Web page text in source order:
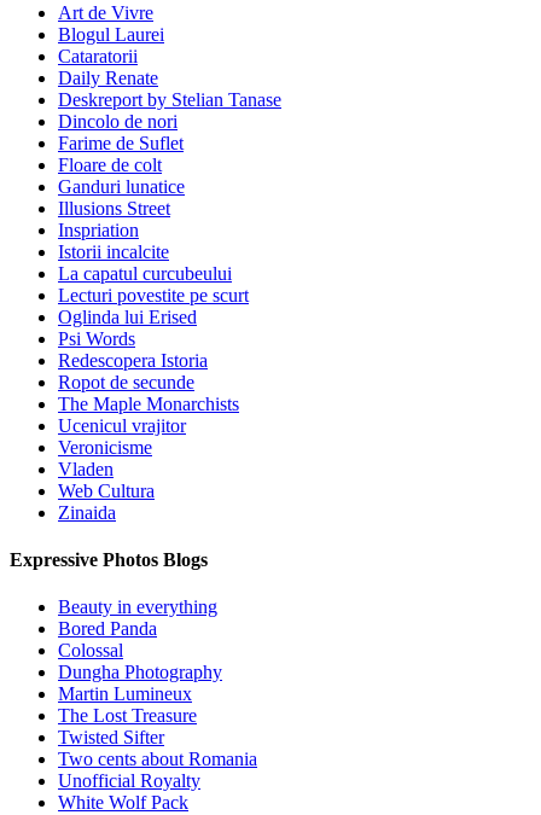
Art de Vivre
Blogul Laurei
Cataratorii
Daily Renate
Deskreport by Stelian Tanase
Dincolo de nori
Farime de Suflet
Floare de colt
Ganduri lunatice
Illusions Street
Inspriation
Istorii incalcite
La capatul curcubeului
Lecturi povestite pe scurt
Oglinda lui Erised
Psi Words
Redescopera Istoria
Ropot de secunde
The Maple Monarchists
Ucenicul vrajitor
Veronicisme
Vladen
Web Cultura
Zinaida
Expressive Photos Blogs
Beauty in everything
Bored Panda
Colossal
Dungha Photography
Martin Lumineux
The Lost Treasure
Twisted Sifter
Two cents about Romania
Unofficial Royalty
White Wolf Pack